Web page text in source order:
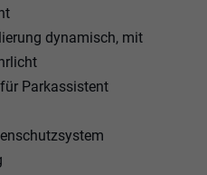
dynamisch, mit
Parkassistent